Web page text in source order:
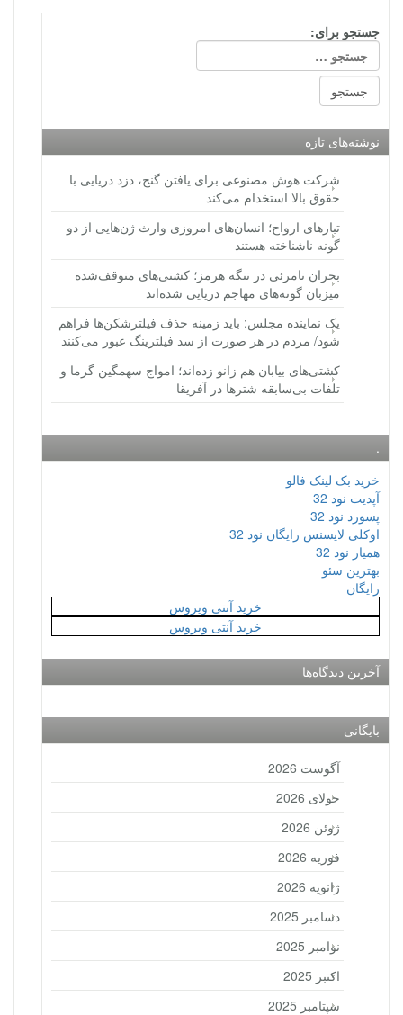
جستجو برای:
نوشته‌های تازه
شرکت هوش مصنوعی برای یافتن گنج، دزد دریایی با
حقوق بالا استخدام می‌کند
تبارهای ارواح؛ انسان‌های امروزی وارث ژن‌هایی از دو
گونه ناشناخته هستند
بحران نامرئی در تنگه هرمز؛ کشتی‌های متوقف‌شده
میزبان گونه‌های مهاجم دریایی شده‌اند
یک نماینده مجلس: باید زمینه حذف فیلترشکن‌ها فراهم
شود/ مردم در هر صورت از سد فیلترینگ عبور می‌کنند
کشتی‌های بیابان هم زانو زده‌اند؛ امواج سهمگین گرما و
تلفات بی‌سابقه شترها در آفریقا
.
خرید بک لینک فالو
آپدیت نود 32
پسورد نود 32
اوکلی لایسنس رایگان نود 32
همیار نود 32
بهترین سئو
رایگان
خرید آنتی ویروس
خرید آنتی ویروس
آخرین دیدگاه‌ها
بایگانی
آگوست 2026
جولای 2026
ژوئن 2026
فوریه 2026
ژانویه 2026
دسامبر 2025
نوامبر 2025
اکتبر 2025
سپتامبر 2025